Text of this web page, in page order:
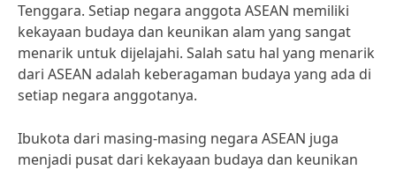
Tenggara. Setiap negara anggota ASEAN memiliki
kekayaan budaya dan keunikan alam yang sangat
menarik untuk dijelajahi. Salah satu hal yang menarik
dari ASEAN adalah keberagaman budaya yang ada di
setiap negara anggotanya.
Ibukota dari masing-masing negara ASEAN juga
menjadi pusat dari kekayaan budaya dan keunikan